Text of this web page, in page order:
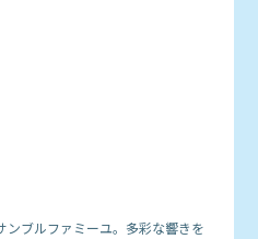
ブルファミーユ。多彩な響きを